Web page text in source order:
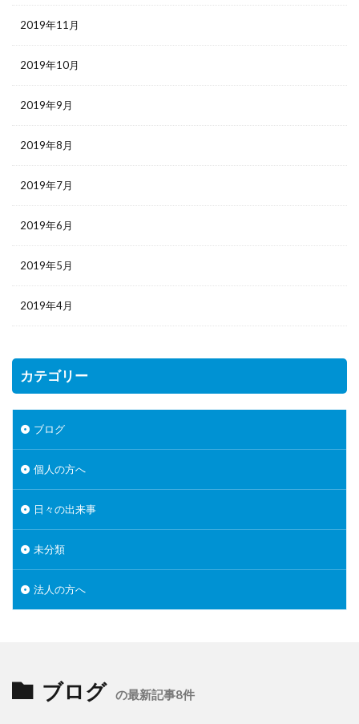
2019年11月
2019年10月
2019年9月
2019年8月
2019年7月
2019年6月
2019年5月
2019年4月
カテゴリー
ブログ
個人の方へ
日々の出来事
未分類
法人の方へ
ブログ の最新記事8件